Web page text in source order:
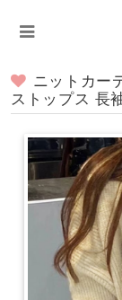
ニットカー
ストップス 長